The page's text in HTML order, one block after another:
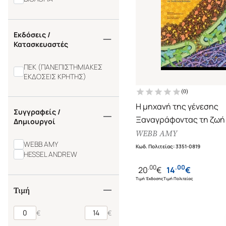
Εκδόσεις /
Κατασκευαστές
ΠΕΚ (ΠΑΝΕΠΙΣΤΗΜΙΑΚΕΣ
ΕΚΔΟΣΕΙΣ ΚΡΗΤΗΣ)
Συγγραφείς /
Δημιουργοί
WEBB AMY
HESSEL ANDREW
Τιμή
€ €
(0)
Η μηχανή της γένεσης
Ξαναγράφοντας τη
εποχή της συνθετικής
βιολογίας
WEBB AMY
Κωδ. Πολιτείας:3351-0819
20.00€
Τιμή Έκδοσης
14.00€
Τιμή Πολιτείας